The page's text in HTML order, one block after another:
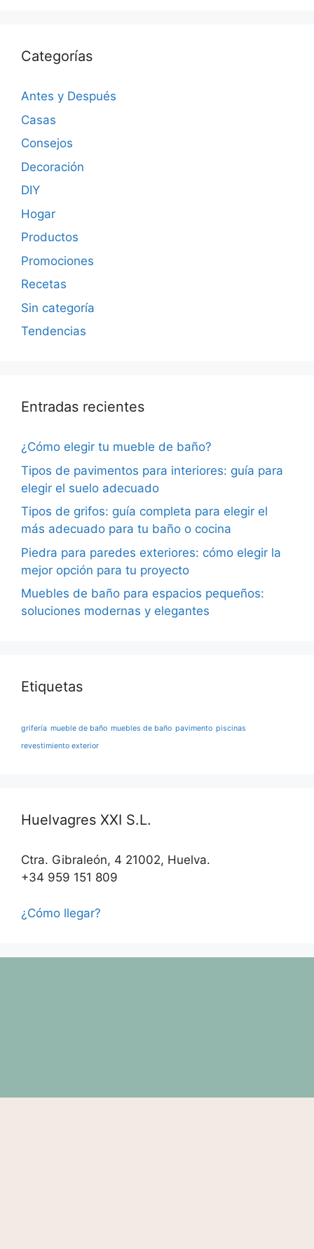
Categorías
Antes y Después
Casas
Consejos
Decoración
DIY
Hogar
Productos
Promociones
Recetas
Sin categoría
Tendencias
Entradas recientes
¿Cómo elegir tu mueble de baño?
Tipos de pavimentos para interiores: guía para
elegir el suelo adecuado
Tipos de grifos: guía completa para elegir el
más adecuado para tu baño o cocina
Piedra para paredes exteriores: cómo elegir la
mejor opción para tu proyecto
Muebles de baño para espacios pequeños:
soluciones modernas y elegantes
Etiquetas
grifería mueble de baño muebles de baño pavimento piscinas
revestimiento exterior
Huelvagres XXI S.L.
Ctra. Gibraleón, 4 21002, Huelva.
+34 959 151 809
¿Cómo llegar?